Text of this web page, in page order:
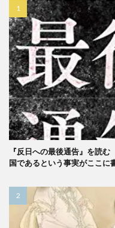
『反日への最後通告』を読
国であるという事実がここに